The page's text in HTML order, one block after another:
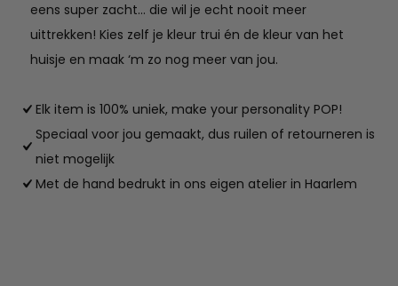
eens super zacht… die wil je echt nooit meer
uittrekken! Kies zelf je kleur trui én de kleur van het
huisje en maak ‘m zo nog meer van jou.
Elk item is 100% uniek, make your personality POP!
Speciaal voor jou gemaakt, dus ruilen of retourneren is
niet mogelijk
Met de hand bedrukt in ons eigen atelier in Haarlem